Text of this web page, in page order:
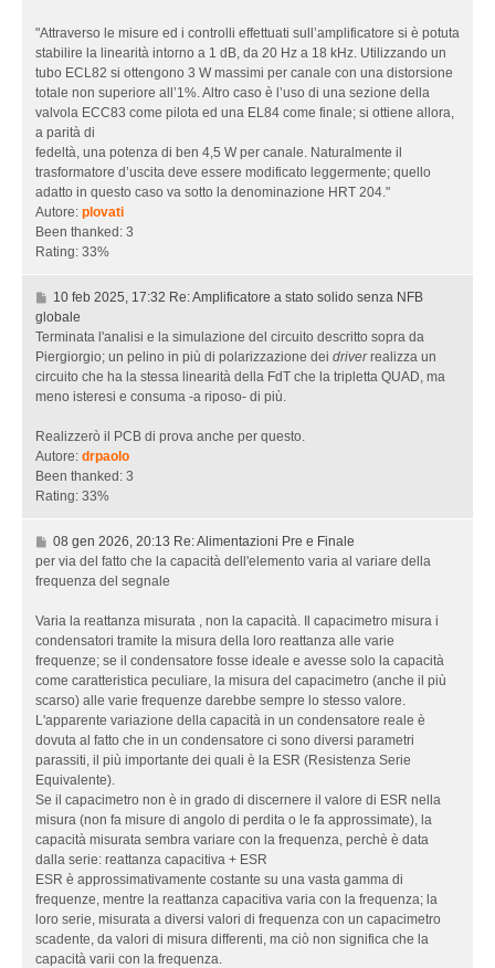
0
2
5
,
0
9
:
1
0
R
e
H
i
r
t
e
l
i
g
h
l
e
"Attraverso le misure ed i controlli effettuati sull’amplificatore si è potuta
stabilire la linearità intorno a 1 dB, da 20 Hz a 18 kHz. Utilizzando un
tubo ECL82 si ottengono 3 W massimi per canale con una distorsione
totale non superiore all’1%. Altro caso è l’uso di una sezione della
valvola ECC83 come pilota ed una EL84 come finale; si ottiene allora,
a parità di
fedeltà, una potenza di ben 4,5 W per canale. Naturalmente il
trasformatore d’uscita deve essere modificato leggermente; quello
adatto in questo caso va sotto la denominazione HRT 204."
Autore: plovati
Been thanked: 3
Rating: 33%
1
0
f
e
b
2
2
5
,
1
3
2
R
e
:
A
m
p
l
i
f
i
c
a
t
o
r
e
a
s
10 feb 2025, 17:32 Re: Amplificatore a stato solido senza NFB
globale
Terminata l'analisi e la simulazione del circuito descritto sopra da
Piergiorgio; un pelino in più di polarizzazione dei driverrealizza un
circuito che ha la stessa linearità della FdT che la tripletta QUAD, ma
meno isteresi e consuma -a riposo- di più.
Realizzerò il PCB di prova anche per questo.
Autore: drpaolo
Been thanked: 3
Rating: 33%
0
8
g
n
2
0
2
6
,
2
0
:
1
3
R
e
:
A
l
i
08 gen 2026, 20:13 Re: Alimentazioni Pre e Finale
per via del fatto che la capacità dell'elemento varia al variare della
frequenza del segnale
Varia la reattanza misurata , non la capacità. Il capacimetro misura i
condensatori tramite la misura della loro reattanza alle varie
frequenze; se il condensatore fosse ideale e avesse solo la capacità
come caratteristica peculiare, la misura del capacimetro (anche il più
scarso) alle varie frequenze darebbe sempre lo stesso valore.
L'apparente variazione della capacità in un condensatore reale è
dovuta al fatto che in un condensatore ci sono diversi parametri
parassiti, il più importante dei quali è la ESR (Resistenza Serie
Equivalente).
Se il capacimetro non è in grado di discernere il valore di ESR nella
misura (non fa misure di angolo di perdita o le fa approssimate), la
capacità misurata sembra variare con la frequenza, perchè è data
dalla serie: reattanza capacitiva + ESR
ESR è approssimativamente costante su una vasta gamma di
frequenze, mentre la reattanza capacitiva varia con la frequenza; la
loro serie, misurata a diversi valori di frequenza con un capacimetro
scadente, da valori di misura differenti, ma ciò non significa che la
capacità varii con la frequenza.